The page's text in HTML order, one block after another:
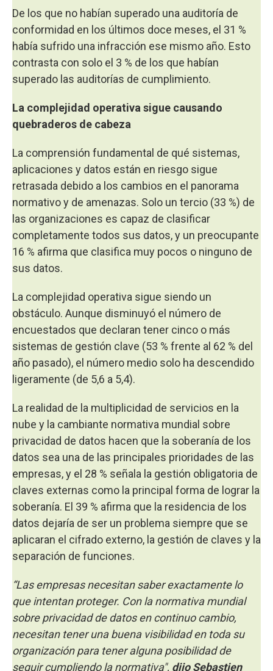
De los que no habían superado una auditoría de
conformidad en los últimos doce meses, el 31 %
había sufrido una infracción ese mismo año. Esto
contrasta con solo el 3 % de los que habían
superado las auditorías de cumplimiento.
La complejidad operativa sigue causando
quebraderos de cabeza
La comprensión fundamental de qué sistemas,
aplicaciones y datos están en riesgo sigue
retrasada debido a los cambios en el panorama
normativo y de amenazas. Solo un tercio (33 %) de
las organizaciones es capaz de clasificar
completamente todos sus datos, y un preocupante
16 % afirma que clasifica muy pocos o ninguno de
sus datos.
La complejidad operativa sigue siendo un
obstáculo. Aunque disminuyó el número de
encuestados que declaran tener cinco o más
sistemas de gestión clave (53 % frente al 62 % del
año pasado), el número medio solo ha descendido
ligeramente (de 5,6 a 5,4).
La realidad de la multiplicidad de servicios en la
nube y la cambiante normativa mundial sobre
privacidad de datos hacen que la soberanía de los
datos sea una de las principales prioridades de las
empresas, y el 28 % señala la gestión obligatoria de
claves externas como la principal forma de lograr la
soberanía. El 39 % afirma que la residencia de los
datos dejaría de ser un problema siempre que se
aplicaran el cifrado externo, la gestión de claves y la
separación de funciones.
“Las empresas necesitan saber exactamente lo
que intentan proteger. Con la normativa mundial
sobre privacidad de datos en continuo cambio,
necesitan tener una buena visibilidad en toda su
organización para tener alguna posibilidad de
seguir cumpliendo la normativa", dijo Sebastien